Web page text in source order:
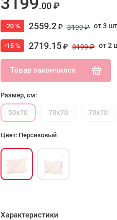
.00 ₽
-20 % 2559.2₽ 3199 ₽ от 3 шт
-15 % 2719.15₽ 3199 ₽ от 2
Товар закончился
Размер, см:
50х70 70х70 70х70
Цвет: Персиковый
Характеристики